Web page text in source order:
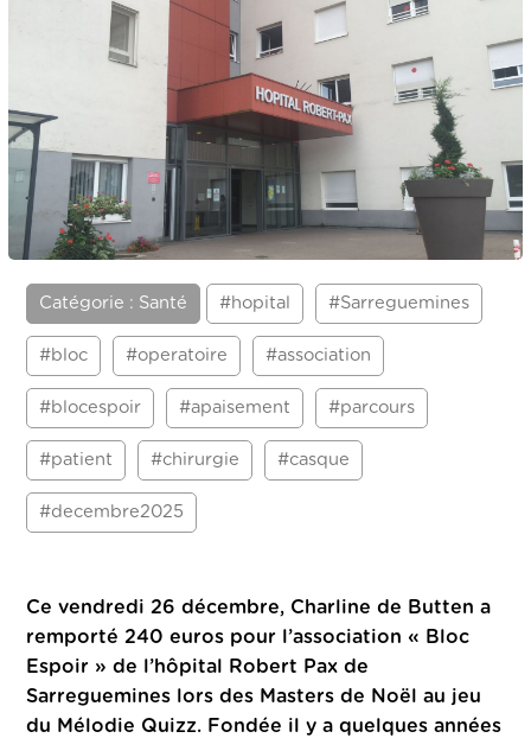
Catégorie : Santé #hopital #Sarreguemines
#bloc #operatoire #association
#blocespoir #apaisement #parcours
#patient #chirurgie #casque
#decembre2025
Ce vendredi 26 décembre, Charline de Butten a
remporté 240 euros pour l’association « Bloc
Espoir » de l’hôpital Robert Pax de
Sarreguemines lors des Masters de Noël au jeu
du Mélodie Quizz. Fondée il y a quelques années